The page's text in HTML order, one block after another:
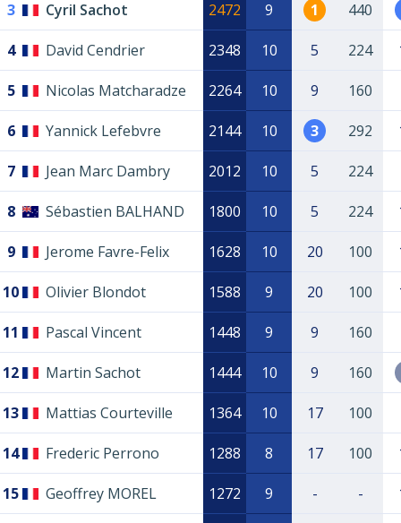
3 Cyril Sachot 2472 9 1 440
4 David Cendrier 2348 10 5 224
5 Nicolas Matcharadze 2264 10 9 160
6 Yannick Lefebvre 2144 10 3 292
7 Jean Marc Dambry 2012 10 5 224
8 Sébastien BALHAND 1800 10 5 224
9 Jerome Favre-Felix 1628 10 20 100
10 Olivier Blondot 1588 9 20 100
11 Pascal Vincent 1448 9 9 160
12 Martin Sachot 1444 10 9 160
13 Mattias Courteville 1364 10 17 100
14 Frederic Perrono 1288 8 17 100
15 Geoffrey MOREL 1272 9 - -